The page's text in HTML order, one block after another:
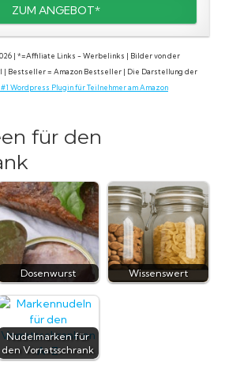
ZUM ANGEBOT*
| *=Affiliate Links - Werbelinks | Bilder von der
| Bestseller = Amazon Bestseller | Die Darstellung der
Wordpress Plugin für Teilnehmer am Amazon
für den
Dosenwurst Wissenswert
Nudelmarken für
den Vorratsschrank